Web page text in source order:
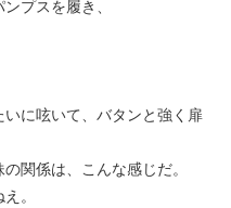
プスを履き、
に呟いて、バタンと強く扉
関係は、こんな感じだ。
。